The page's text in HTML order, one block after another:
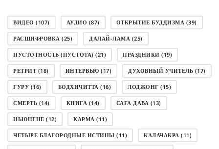
ВИДЕО (107) АУДИО (87) ОТКРЫТИЕ БУДДИЗМА (39)
РАСШИФРОВКА (25) ДАЛАЙ-ЛАМА (25)
ПУСТОТНОСТЬ (ПУСТОТА) (21) ПРАЗДНИКИ (19)
РЕТРИТ(18) ИНТЕРВЬЮ (17) ДУХОВНЫЙ УЧИТЕЛЬ (17)
ГУРУ (16) БОДХИЧИТТА (16) ЛОДЖОНГ (15)
СМЕРТЬ (14) КНИГА (14) САГА ДАВА (13)
НЬЮНГНЕ (12) КАРМА (11)
ЧЕТЫРЕ БЛАГОРОДНЫЕ ИСТИНЫ (11) КАЛАЧАКРА (11)